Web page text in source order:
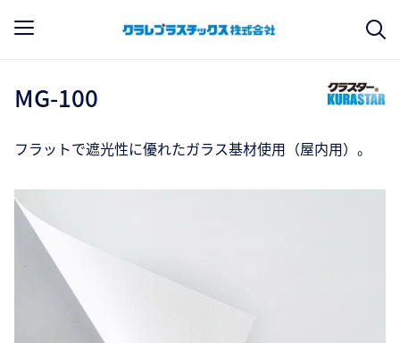
MG-100
フラットで遮光性に優れたガラス基材使用（屋内用）。